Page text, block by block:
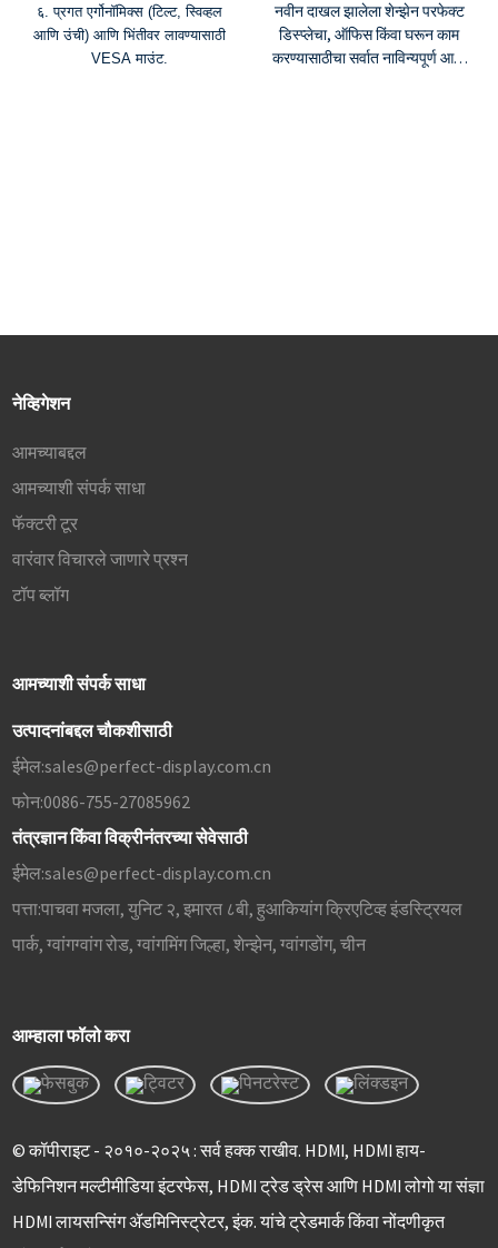
६. प्रगत एर्गोनॉमिक्स (टिल्ट, स्विव्हल
आणि उंची) आणि भिंतीवर लावण्यासाठी
VESA माउंट.
नवीन दाखल झालेला शेन्झेन परफेक्ट
डिस्प्लेचा, ऑफिस किंवा घरून काम
करण्यासाठीचा सर्वात नाविन्यपूर्ण आणि
सोपे, ४ मॉनिटर्स सहजपणे सेट करता
नेव्हिगेशन
आमच्याबद्दल
आमच्याशी संपर्क साधा
फॅक्टरी टूर
वारंवार विचारले जाणारे प्रश्न
टॉप ब्लॉग
आमच्याशी संपर्क साधा
उत्पादनांबद्दल चौकशीसाठी
ईमेल:sales@perfect-display.com.cn
फोन:0086-755-27085962
तंत्रज्ञान किंवा विक्रीनंतरच्या सेवेसाठी
ईमेल:sales@perfect-display.com.cn
पत्ता:पाचवा मजला, युनिट २, इमारत ८बी, हुआकियांग क्रिएटिव्ह इंडस्ट्रियल
पार्क, ग्वांगग्वांग रोड, ग्वांगमिंग जिल्हा, शेन्झेन, ग्वांगडोंग, चीन
आम्हाला फॉलो करा
© कॉपीराइट - २०१०-२०२५ : सर्व हक्क राखीव. HDMI, HDMI हाय-
डेफिनिशन मल्टीमीडिया इंटरफेस, HDMI ट्रेड ड्रेस आणि HDMI लोगो या संज्ञा
HDMI लायसन्सिंग ॲडमिनिस्ट्रेटर, इंक. यांचे ट्रेडमार्क किंवा नोंदणीकृत